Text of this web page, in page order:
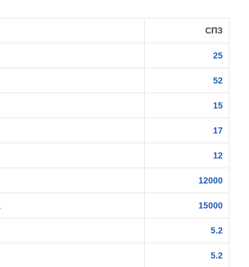
СПЗ
25
52
15
17
12
12000
15000
5.2
5.2